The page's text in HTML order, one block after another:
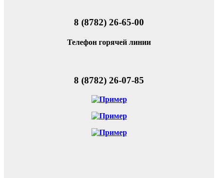
8 (8782) 26-65-00
Телефон горячей линии
8 (8782) 26-07-85